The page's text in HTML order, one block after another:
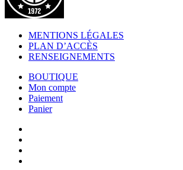
MENTIONS LÉGALES
PLAN D’ACCÈS
RENSEIGNEMENTS
BOUTIQUE
Mon compte
Paiement
Panier